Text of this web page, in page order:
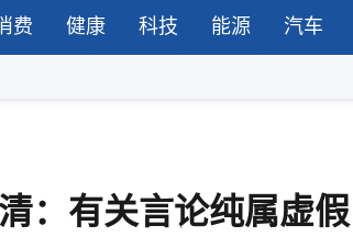
费 健康 科技 能源 汽车
：有关言论纯属虚假